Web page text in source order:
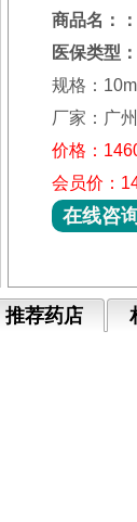
商品名：：
医保类型：
规格：
厂家：广
价格：
会员价：
在线咨
推荐药店